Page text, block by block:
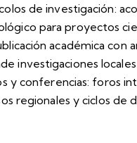
de investigación:
para proyectos
académica con
investigaciones locales
y conferencias: foros
regionales y ciclos de